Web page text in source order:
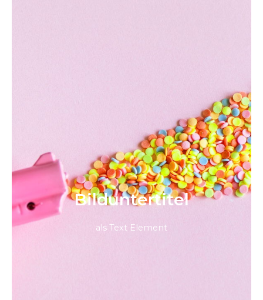
Bild­unter­titel
als Text Element